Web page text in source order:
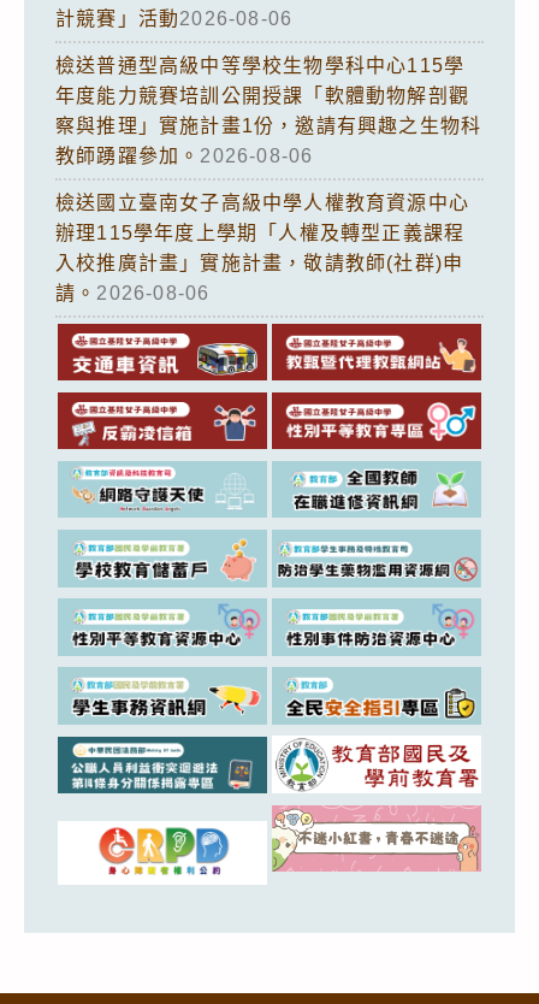
計競賽」活動2026-08-06
檢送普通型高級中等學校生物學科中心115學
年度能力競賽培訓公開授課「軟體動物解剖觀
察與推理」實施計畫1份，邀請有興趣之生物科
教師踴躍參加。 2026-08-06
檢送國立臺南女子高級中學人權教育資源中心
辦理115學年度上學期「人權及轉型正義課程
入校推廣計畫」實施計畫，敬請教師(社群)申
請。 2026-08-06